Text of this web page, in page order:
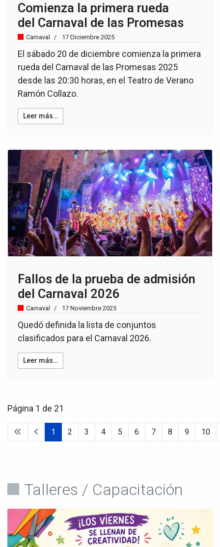
Comienza la primera rueda
del Carnaval de las Promesas
Carnaval 17 Diciembre 2025
El sábado 20 de diciembre comienza la primera
rueda del Carnaval de las Promesas 2025
desde las 20:30 horas, en el Teatro de Verano
Ramón Collazo.
Leer más…
Fallos de la prueba de admisión
del Carnaval 2026
Carnaval 17 Noviembre 2025
Quedó definida la lista de conjuntos
clasificados para el Carnaval 2026.
Leer más…
Página 1 de 21
1 2 3 4 5 6 7 8 9 10
Talleres / Capacitación